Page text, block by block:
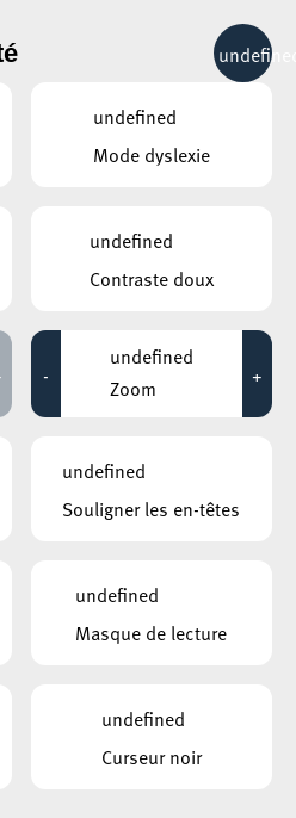
ÉVÉNEMENTS
– CLUB SENIOR À
Emmett
– CLUB SENIOR À
coeur du silence
22°C
undefined
Mode dyslexie
undefined
Contraste doux
-
undefined
Zoom
+
undefined
Souligner les en-têtes
undefined
Masque de lecture
undefined
Curseur noir